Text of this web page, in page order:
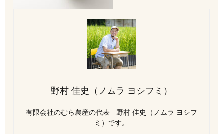
野村 佳史（ノムラ ヨシフミ）
有限会社のむら農産の代表 野村 佳史（ノムラ ヨシフ
ミ）です。